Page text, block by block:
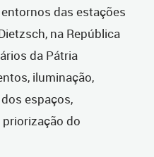
das estações
na República
da Pátria
iluminação,
espaços,
do